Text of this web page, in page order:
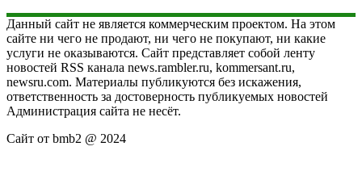
Данный сайт не является коммерческим проектом. На этом
сайте ни чего не продают, ни чего не покупают, ни какие
услуги не оказываются. Сайт представляет собой ленту
новостей RSS канала news.rambler.ru, kommersant.ru,
newsru.com. Материалы публикуются без искажения,
ответственность за достоверность публикуемых новостей
Администрация сайта не несёт.
Сайт от bmb2 @ 2024